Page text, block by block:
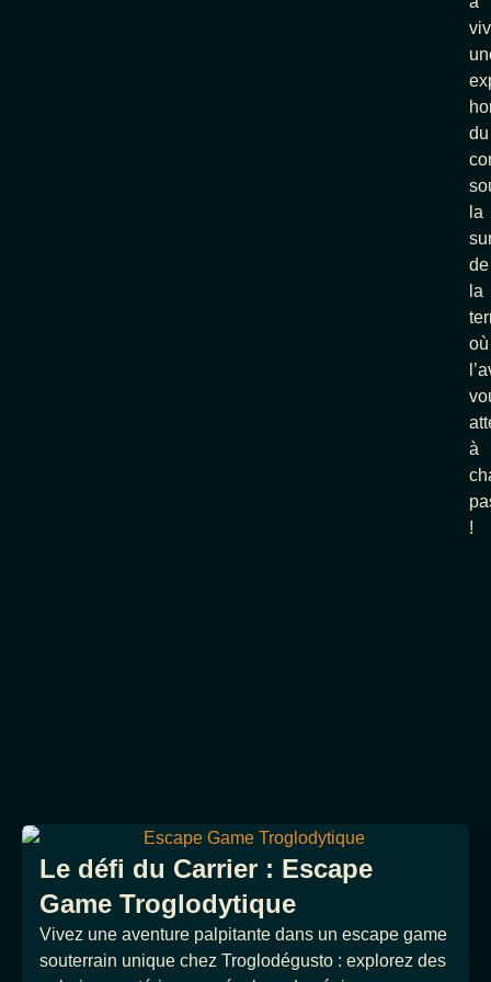
du
la
de
la
où
à
!
Le défi du Carrier : Escape
Game Troglodytique
Vivez une aventure palpitante dans un escape game
souterrain unique chez Troglodégusto : explorez des